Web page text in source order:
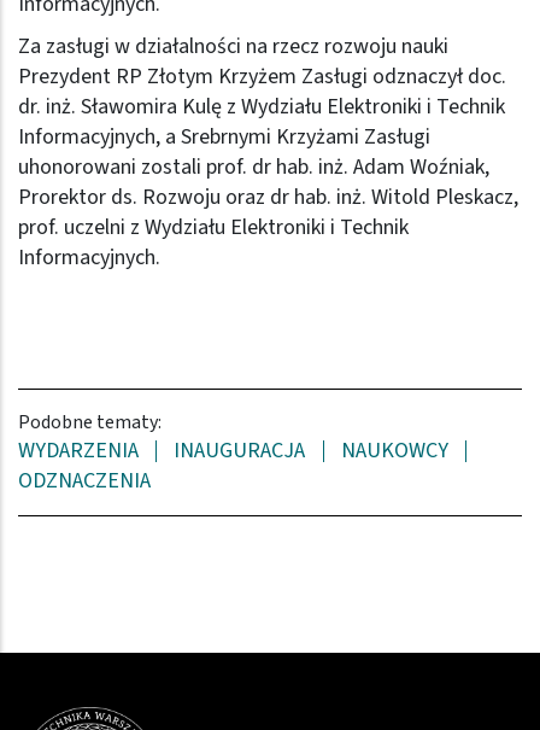
Za zasługi w działalności na rzecz rozwoju nauki
Prezydent RP Złotym Krzyżem Zasługi odznaczył doc.
dr. inż. Sławomira Kulę z Wydziału Elektroniki i Technik
Informacyjnych, a Srebrnymi Krzyżami Zasługi
uhonorowani zostali prof. dr hab. inż. Adam Woźniak,
Prorektor ds. Rozwoju oraz dr hab. inż. Witold Pleskacz,
prof. uczelni z Wydziału Elektroniki i Technik
Informacyjnych.
Podobne tematy:
WYDARZENIA INAUGURACJA
NAUKOWCY
ODZNACZENIA